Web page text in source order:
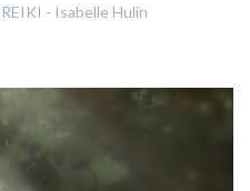
- Isabelle Hulin